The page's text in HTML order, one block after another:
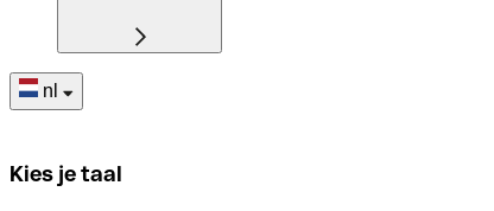
nl
Kies je taal